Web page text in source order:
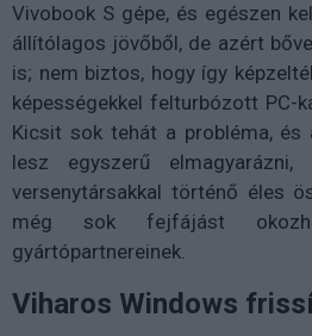
Vivobook S gépe, és egészen
állítólagos jövőből, de azért
is; nem biztos, hogy így
képességekkel felturbózott PC-
Kicsit sok tehát a probléma, és
lesz egyszerű
versenytársakkal történő éles
még sok fejfájást
gyártópartnereinek.
Viharos Windows